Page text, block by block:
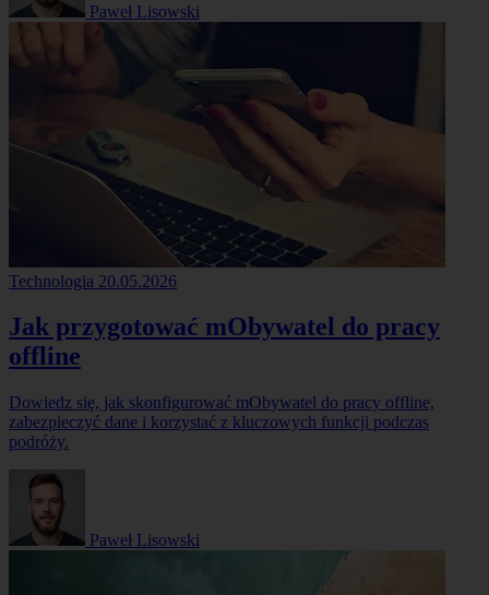
Paweł Lisowski
Technologia 20.05.2026
Jak przygotować mObywatel do pracy
offline
Dowiedz się, jak skonfigurować mObywatel do pracy offline,
zabezpieczyć dane i korzystać z kluczowych funkcji podczas
podróży.
Paweł Lisowski